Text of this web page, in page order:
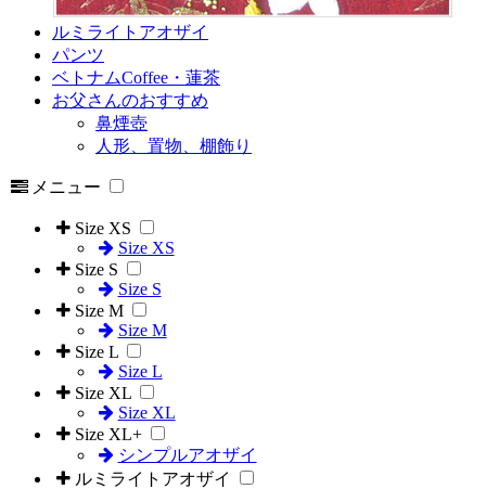
ルミライトアオザイ
パンツ
ベトナムCoffee・蓮茶
お父さんのおすすめ
鼻煙壺
人形、置物、棚飾り
メニュー
Size XS
Size XS
Size S
Size S
Size M
Size M
Size L
Size L
Size XL
Size XL
Size XL+
シンプルアオザイ
ルミライトアオザイ